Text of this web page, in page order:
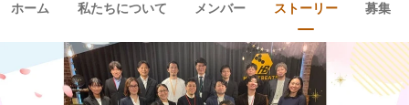
ホーム 私たちについて メンバー ストーリー 募集